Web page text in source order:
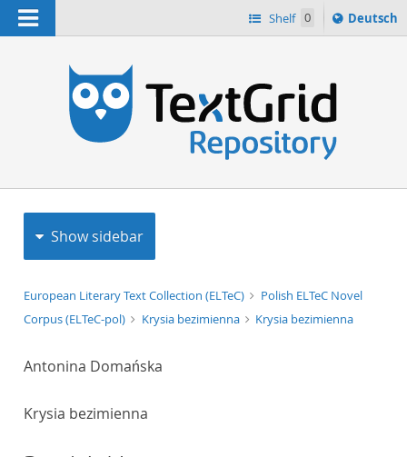
Navigation Shelf 0
Sprache
ï¿½ndern
Deutsch
Show sidebar
European Literary Text Collection (ELTeC)
Polish ELTeC Novel
Corpus (ELTeC-pol)
Krysia bezimienna Krysia bezimienna
Antonina Domańska
Krysia bezimienna